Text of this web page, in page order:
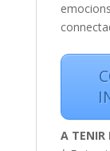
A TENIR